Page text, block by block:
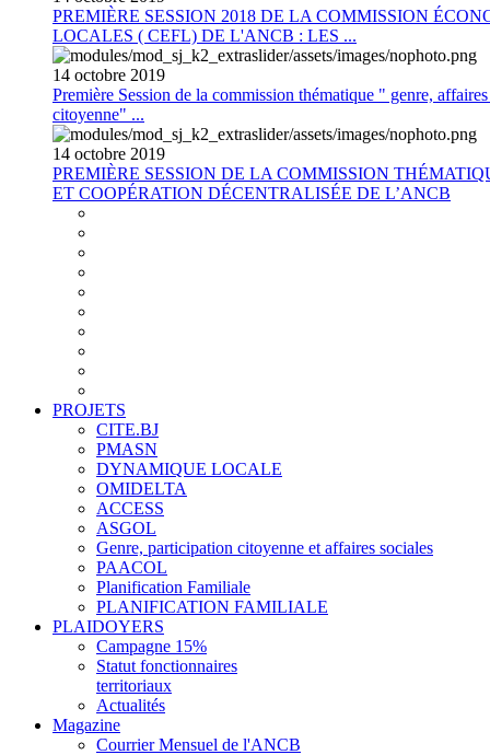
PREMIÈRE SESSION 2018 DE LA COMMISSION
LOCALES ( CEFL) DE L'ANCB : LES ...
14 octobre 2019
Première Session de la commission thématique " genre,
citoyenne" ...
14 octobre 2019
PREMIÈRE SESSION DE LA COMMISSION
ET COOPÉRATION DÉCENTRALISÉE DE L’ANCB
PROJETS
CITE.BJ
PMASN
DYNAMIQUE LOCALE
OMIDELTA
ACCESS
ASGOL
Genre, participation citoyenne et affaires sociales
PAACOL
Planification Familiale
PLANIFICATION FAMILIALE
PLAIDOYERS
Campagne 15%
Statut fonctionnaires
territoriaux
Actualités
Magazine
Courrier Mensuel de l'ANCB